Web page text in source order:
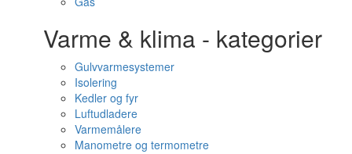
Varme & klima - kategorier
Gulvvarmesystemer
Isolering
Kedler og fyr
Luftudladere
Varmemålere
Manometre og termometre